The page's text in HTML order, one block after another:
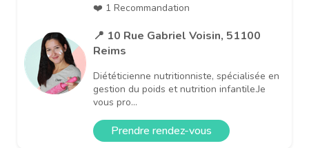
❤️ 1 Recommandation
📍 10 Rue Gabriel Voisin, 51100
Reims
Diététicienne nutritionniste, spécialisée en
gestion du poids et nutrition infantile.Je
vous pro...
Prendre rendez-vous